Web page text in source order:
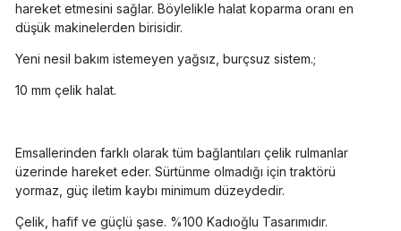
hareket etmesini sağlar. Böylelikle halat koparma oranı en
düşük makinelerden birisidir.
Yeni nesil bakım istemeyen yağsız, burçsuz sistem.;
10 mm çelik halat.
Emsallerinden farklı olarak tüm bağlantıları çelik rulmanlar
üzerinde hareket eder. Sürtünme olmadığı için traktörü
yormaz, güç iletim kaybı minimum düzeydedir.
Çelik, hafif ve güçlü şase. %100 Kadıoğlu Tasarımıdır.